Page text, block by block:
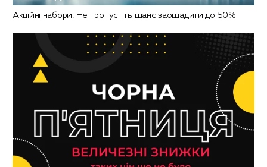
Акційні набори! Не пропустіть шанс заощадити до 50%